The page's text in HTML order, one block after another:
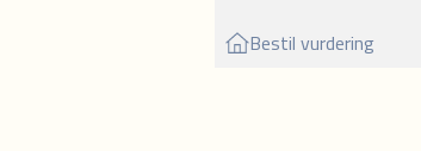
Bestil vurdering